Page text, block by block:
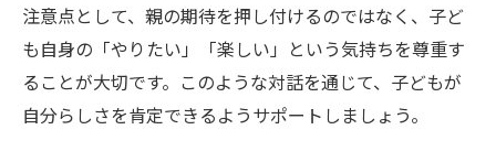
注意点として、親の期待を押し付けるのではなく、子ど
も自身の「やりたい」「楽しい」という気持ちを尊重す
ることが大切です。このような対話を通じて、子どもが
自分らしさを肯定できるようサポートしましょう。